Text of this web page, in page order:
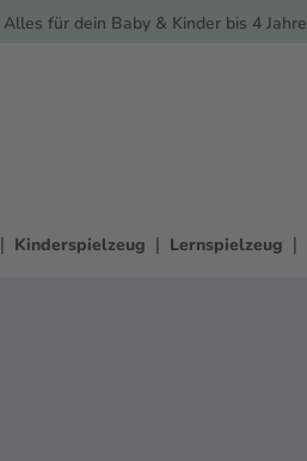
Alles für dein Baby & Kinder bis 4 Jahre
| Kinderspielzeug | Lernspielzeug |